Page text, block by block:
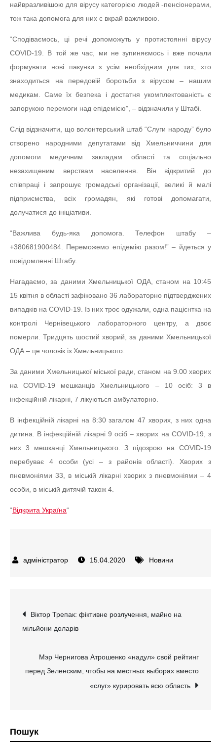
найвразливішою для вірусу категорією людей -пенсіонерами,
тож така допомога для них є вкрай важливою.
“Сподіваємось, ці речі допоможуть у протистоянні вірусу
COVID-19. В той же час, ми не зупиняємось і вже почали
формувати нові пакунки з усім необхідним для тих, хто
знаходиться на передовій боротьби з вірусом – нашим
медикам. Саме їх безпека і достатня укомплектованість є
запорукою перемоги над епідемією”, – відзначили у Штабі.
Слід відзначити, що волонтерський штаб “Слуги народу” було
створено народними депутатами від Хмельниччини для
допомоги медичним закладам області та соціально
незахищеним верствам населення. Він відкритий до
співпраці і запрошує громадські організації, великі й малі
підприємства, всіх громадян, які готові допомагати,
долучатися до ініціативи.
“Важлива будь-яка допомога. Телефон штабу –
+380681900484. Переможемо епідемію разом!” – йдеться у
повідомленні Штабу.
Нагадаємо, за даними Хмельницької ОДА, станом на 10:45
15 квітня в області зафіковано 36 лабораторно підтверджених
випадків на COVID-19. Із них троє одужали, одна пацієнтка на
контролі Чернівецького лабораторного центру, а двоє
померли. Тридцять шостий хворий, за даними Хмельницької
ОДА – це чоловік із Хмельницького.
За даними Хмельницької міської ради, станом на 9.00 хворих
на COVID-19 мешканців Хмельницького – 10 осіб: 3 в
інфекційній лікарні, 7 лікуються амбулаторно.
В інфекційній лікарні на 8:30 загалом 47 хворих, з них одна
дитина. В інфекційній лікарні 9 осіб – хворих на COVID-19, з
них 3 мешканці Хмельницького. З підозрою на СOVID-19
перебуває 4 особи (усі – з районів області). Хворих з
пневмоніями 33, в міській лікарні хворих з пневмоніями – 4
особи, в міській дитячій також 4.
“Відкрита Україна“
15.04.2020 Новини
Навігація
записів
Віктор Трепак: фіктивне розлучення, майно на
мільйони доларів
Мэр Чернигова Атрошенко «надул» свой рейтинг
перед Зеленским, чтобы на местных выборах вместо
«слуг» курировать всю область
Пошук